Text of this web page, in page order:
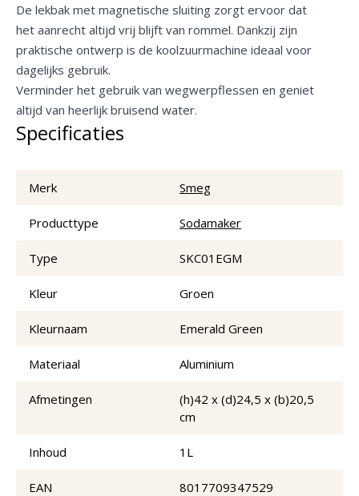
De lekbak met magnetische sluiting zorgt ervoor dat
het aanrecht altijd vrij blijft van rommel. Dankzij zijn
praktische ontwerp is de koolzuurmachine ideaal voor
dagelijks gebruik.
Verminder het gebruik van wegwerpflessen en geniet
altijd van heerlijk bruisend water.
Specificaties
Merk Smeg
Producttype Sodamaker
Type SKC01EGM
Kleur Groen
Kleurnaam Emerald Green
Materiaal Aluminium
Afmetingen
(h)42 x (d)24,5 x (b)20,5
cm
Inhoud 1L
EAN 8017709347529